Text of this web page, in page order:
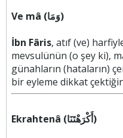
Ve mâ (وَمَا)
İbn Fâris, atıf (ve)
mevsulünün (o şey ki),
günahların (hataların)
bir eyleme dikkat
Ekrahtenâ (أَكْرَهْتَنَا)